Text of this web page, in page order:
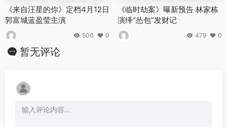
《来自汪星的你》定档4月12日
郭富城蓝盈莹主演
500 0
《临时劫案》曝新预告 林家栋
演绎“怂包”发财记
479 0
暂无评论